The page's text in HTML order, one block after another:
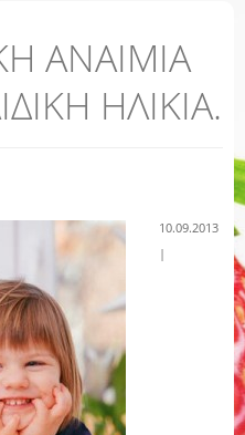
ΑΝΑΙΜΙΑ
ΗΛΙΚΙΑ.
10.09.2013
|